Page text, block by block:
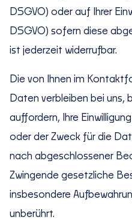
DSGVO) oder auf Ihrer
DSGVO) sofern diese
ist jederzeit widerrufbar.
Die von Ihnen im
Daten verbleiben bei uns,
auffordern, Ihre
oder der Zweck für die
nach abgeschlossener
Zwingende gesetzliche
insbesondere
unberührt.